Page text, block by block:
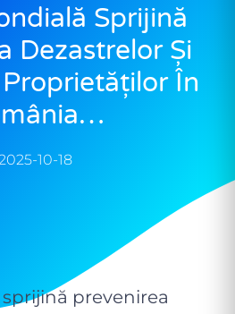
Sprijină
Dezastrelor Și
În
10-18
prevenirea